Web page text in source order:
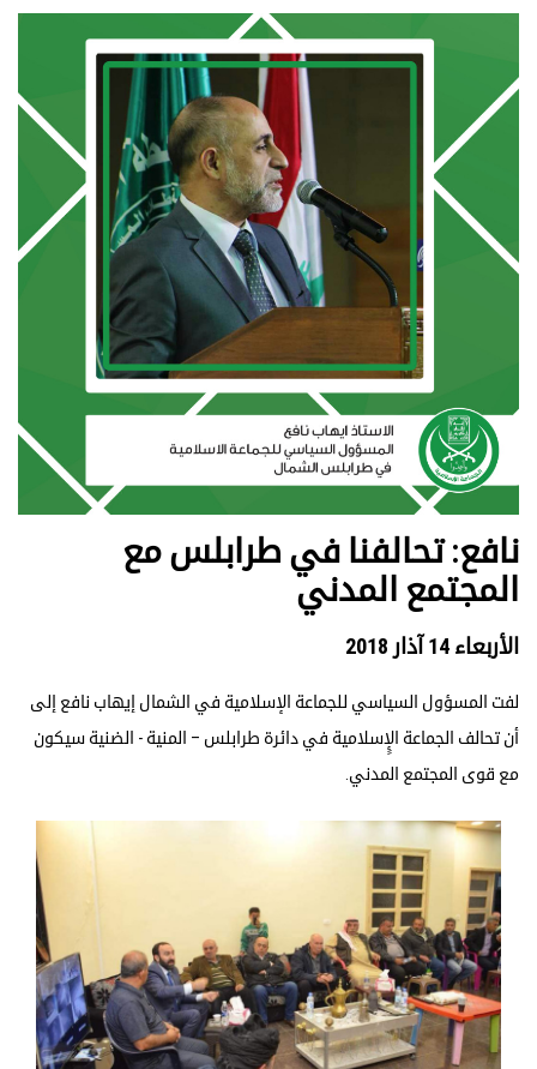
نافع: تحالفنا في طرابلس مع
المجتمع المدني
الأربعاء 14 آذار 2018
لفت المسؤول السياسي للجماعة الإسلامية في الشمال إيهاب نافع إلى
أن تحالف الجماعة الإٍسلامية في دائرة طرابلس – المنية - الضنية سيكون
مع قوى المجتمع المدني.